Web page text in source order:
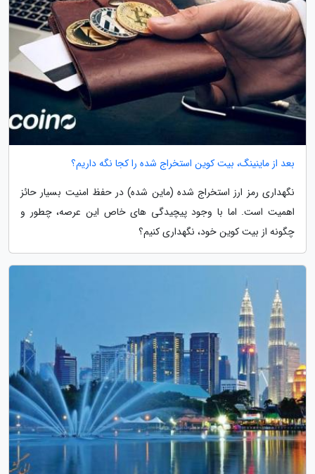
بعد از ماینینگ، بیت کوین استخراج شده را کجا نگه داریم؟
نگهداری رمز ارز استخراج شده (ماین شده) در حفظ امنیت بسیار حائز
اهمیت است. اما با وجود پیچیدگی های خاص این عرصه، چطور و
چگونه از بیت کوین خود، نگهداری کنیم؟